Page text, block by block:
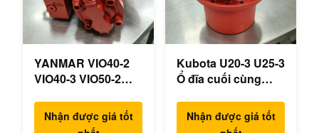
YANMAR VIO40-2
VIO40-3 VIO50-2
VIO55-3 Máy bơm
thủy lực chính OEM
Nhận được giá tốt
Kubota U20-3 U25-3
Ổ đĩa cuối cùng
230F Động cơ du
lịch OEM B0240-
Nhận được giá tốt